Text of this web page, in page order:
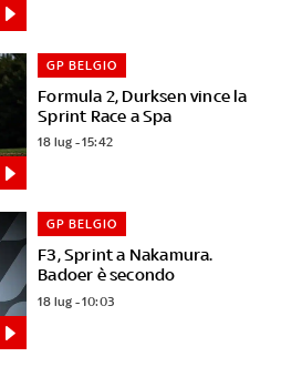
Formula 2, Durksen vince la
Sprint Race a Spa
GP BELGIO
18 lug - 15:42
F3, Sprint a Nakamura.
Badoer è secondo
GP BELGIO
18 lug - 10:03